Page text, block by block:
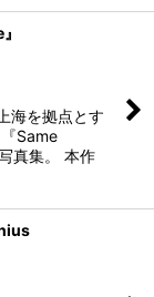
を拠点とす
Same
真集。 本作